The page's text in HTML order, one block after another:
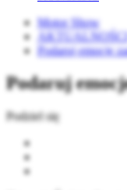
Motor Show
AKTUALNOŚCI
Podaruj emocje
Podaruj
Podziel się